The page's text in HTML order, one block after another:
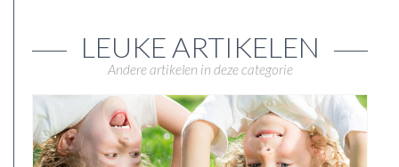
LEUKE ARTIKELEN
Andere artikelen in deze categorie